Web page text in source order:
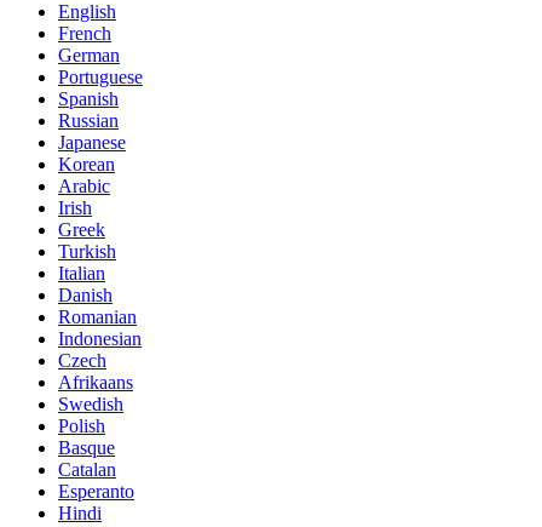
English
French
German
Portuguese
Spanish
Russian
Japanese
Korean
Arabic
Irish
Greek
Turkish
Italian
Danish
Romanian
Indonesian
Czech
Afrikaans
Swedish
Polish
Basque
Catalan
Esperanto
Hindi